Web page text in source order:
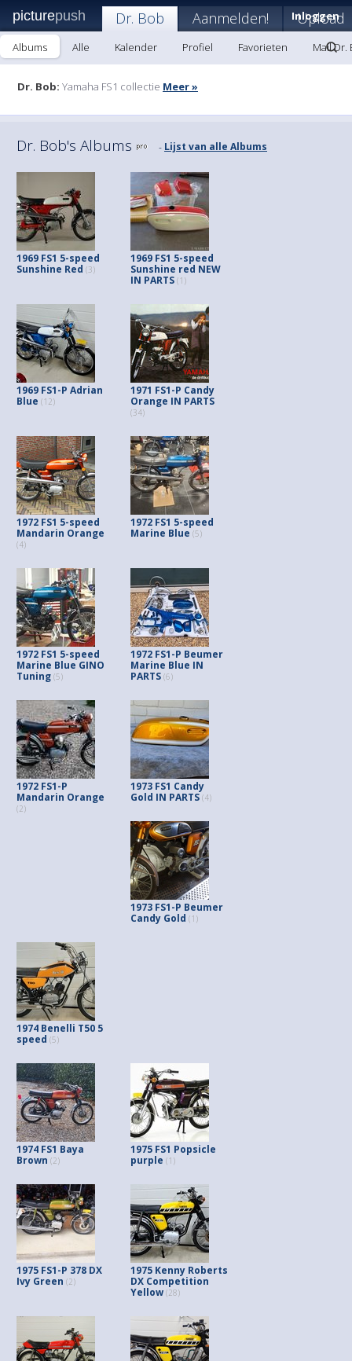
picturepush Inloggen
Dr. Bob Aanmelden! Upload
Albums Alle Kalender Profiel Favorieten Mail Dr.
Dr. Bob: Yamaha FS1 collectie Meer »
Dr. Bob's Albums - Lijst van alle Albums
1969 FS1 5-speed
Sunshine Red (3)
1969 FS1 5-speed
Sunshine red NEW
IN PARTS (1)
1969 FS1-P Adrian
Blue (12)
1971 FS1-P Candy
Orange IN PARTS
(34)
1972 FS1 5-speed
Mandarin Orange
(4)
1972 FS1 5-speed
Marine Blue (5)
1972 FS1 5-speed
Marine Blue GINO
Tuning (5)
1972 FS1-P Beumer
Marine Blue IN
PARTS (6)
1972 FS1-P
Mandarin Orange
(2)
1973 FS1 Candy
Gold IN PARTS (4)
1973 FS1-P Beumer
Candy Gold (1)
1974 Benelli T50 5
speed (5)
1974 FS1 Baya
Brown (2)
1975 FS1 Popsicle
purple (1)
1975 FS1-P 378 DX
Ivy Green (2)
1975 Kenny Roberts
DX Competition
Yellow (28)